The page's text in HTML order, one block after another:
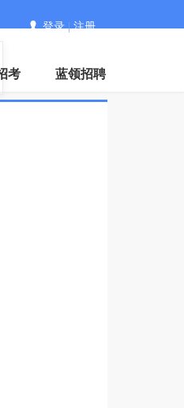
登录|注册
考 蓝领招聘